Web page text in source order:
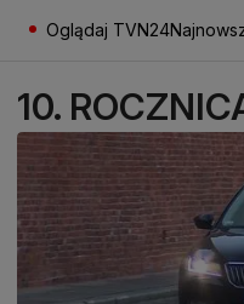
Oglądaj TVN24
10.